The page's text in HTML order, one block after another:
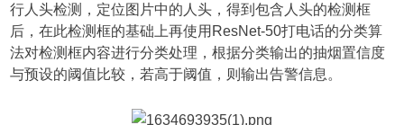
行人头检测，定位图片中的人头，得到包含人头的检测框
后，在此检测框的基础上再使用ResNet-50打电话的分类算
法对检测框内容进行分类处理，根据分类输出的抽烟置信度
与预设的阈值比较，若高于阈值，则输出告警信息。